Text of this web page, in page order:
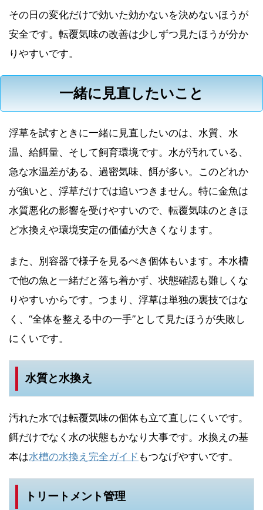
その日の変化だけで効いた効かないを決めないほうが
安全です。転覆気味の改善は少しずつ見たほうが分か
りやすいです。
一緒に見直したいこと
浮草を試すときに一緒に見直したいのは、水質、水
温、給餌量、そして飼育環境です。水が汚れている、
急な水温差がある、過密気味、餌が多い。このどれか
が強いと、浮草だけでは追いつきません。特に金魚は
水質悪化の影響を受けやすいので、転覆気味のときほ
ど水換えや環境安定の価値が大きくなります。
また、別容器で様子を見るべき個体もいます。本水槽
で他の魚と一緒だと落ち着かず、状態確認も難しくな
りやすいからです。つまり、浮草は単独の裏技ではな
く、“全体を整える中の一手”として見たほうが失敗し
にくいです。
水質と水換え
汚れた水では転覆気味の個体も立て直しにくいです。
餌だけでなく水の状態もかなり大事です。水換えの基
本は水槽の水換え完全ガイド もつなげやすいです。
トリートメント管理